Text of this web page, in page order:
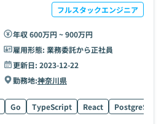
フルスタックエンジニア
年収 600万円 ~ 900万円
雇用形態: 業務委託から正社員
更新日: 2023-12-22
勤務地:神奈川県
Go TypeScript React PostgreSQL